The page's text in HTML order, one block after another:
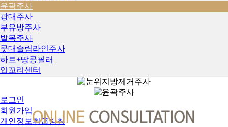
윤곽주사
광대주사
부유방주사
발목주사
콧대슬림라인주사
하트+땅콩필러
입꼬리센터
로그인
회원가입
개인정보취급방침